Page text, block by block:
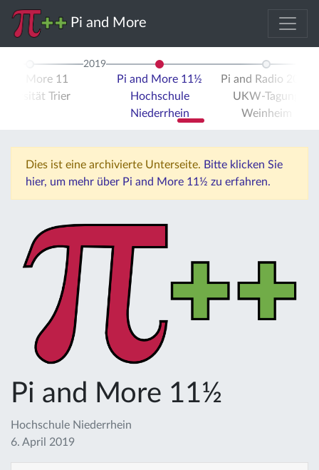
Pi and More
and More 11
Trier
2019
Pi and More 11½
Hochschule
Niederrhein
Pi and Radio 2019
UKW-Tagung
Weinheim
Dies ist eine archivierte Unterseite. Bitte klicken Sie
hier, um mehr über Pi and More 11½ zu erfahren.
Pi and More 11½
Hochschule Niederrhein
6. April 2019